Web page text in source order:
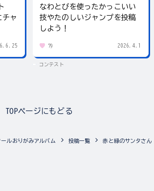
チャ
なわとびを使ったかっこいい
技やたのしいジャンプを投稿
しよう！
79 2026.4.1
コンテスト
TOPページにもどる
ルおりがみアルバム 投稿一覧 赤と緑のサンタさん